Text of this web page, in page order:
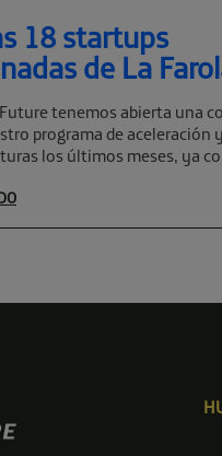
18 startups
de La
tenemos abierta una
programa de aceleración
los últimos meses, ya